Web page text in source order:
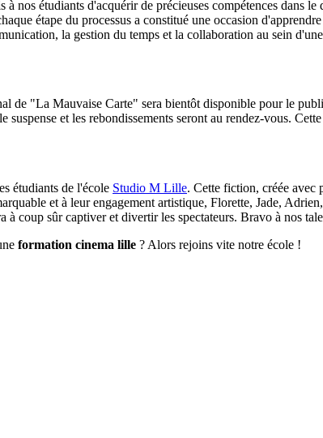
nos étudiants d'acquérir de précieuses compétences dans le
étape du processus a constitué une occasion
la gestion du temps et la collaboration au sein
de "La Mauvaise Carte" sera bientôt disponible pour le
suspense et les rebondissements seront au rendez-vous.
étudiants de l'école Studio M Lille. Cette fiction, créée avec
et à leur engagement artistique, Florette, Jade,
coup sûr captiver et divertir les spectateurs. Bravo à nos
formation cinema lille ? Alors rejoins vite notre école !